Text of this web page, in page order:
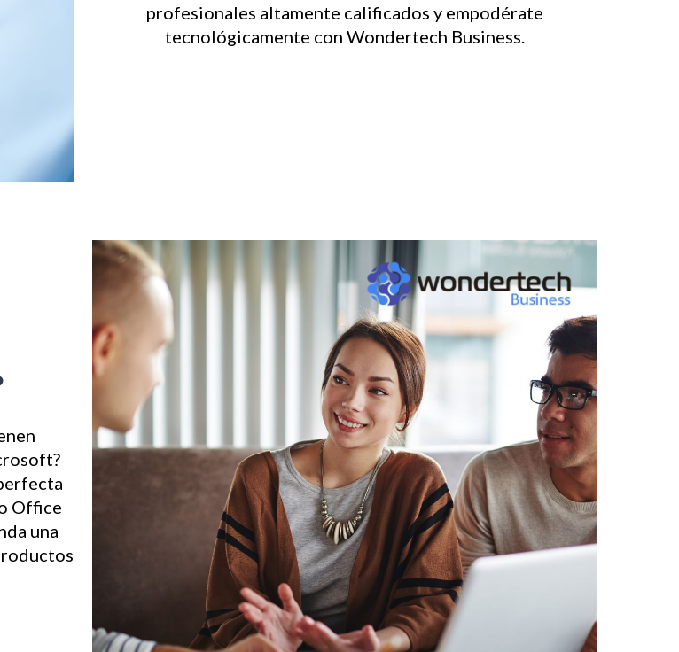
profesionales altamente calificados y empodérate
tecnológicamente con Wondertech Business.
Office
una